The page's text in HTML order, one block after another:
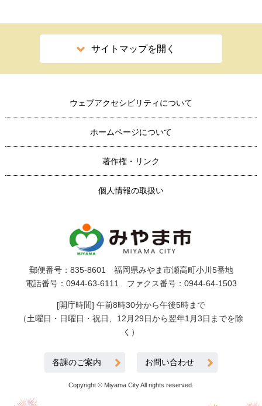
サイトマップを開く
ウェブアクセシビリティについて
ホームページについて
著作権・リンク
個人情報の取扱い
郵便番号：835-8601 福岡県みやま市瀬高町小川5番地
電話番号：0944-63-6111 ファクス番号：0944-64-1503
[開庁時間] 午前8時30分から午後5時まで
（土曜日・日曜日・祝日、12月29日から翌年1月3日までを除
く）
各課のご案内 お問い合わせ
Copyright © Miyama City All rights reserved.